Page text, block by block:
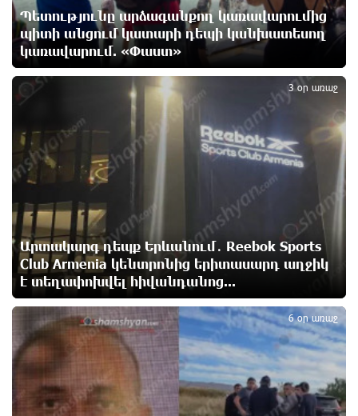
3 ժամ առաջ
ՀՀ պաշտպանության նախկին նախարար,
«Համահայկական ճակատ» շարժման առաջնորդ,
հետախույզ, գեներալ-մայոր Արշակ Կարապետյան
Ինչո՞ւ է Հայաստանի գյուղատնտեսությունը
կորցնում իր դիմադրողականությունը. «Փաստ»
Քարը քարին չեն թողնի. «Փաստ»
4 ժամ առաջ
«Եթե չկա տնտեսական ինքնիշխանություն, ապա
չի կարող լինել քաղաքական ինքնիշխանություն.
առաջիկա խոշորագույն վտանգներից է
գործազրկության և աղքատության աճը». «Փաստ»
4 ժամ առաջ
Պետությունը արձագանքող կառավարումից
պիտի անցում կատարի դեպի կանխատեսող
կառավարում. «Փաստ»
Արտակարգ դեպք Երևանում․ Reebok Sports
Club Armenia կենտրոնից երիտասարդ աղջիկ
է տեղափոխվել հիվանդանոց...
3 օր առաջ
4
6 օր առաջ
5